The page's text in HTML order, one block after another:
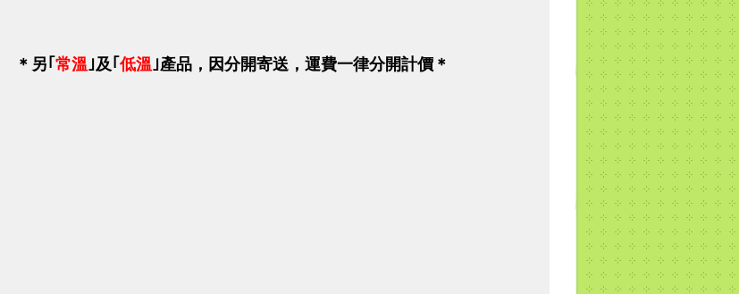
＊ 另｢ 常溫｣及｢ 低溫｣產品，因分開寄送，運費一律分開計價＊